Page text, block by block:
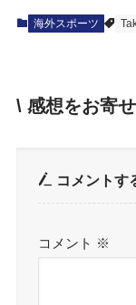
海外スポーツ
\ 感想をお寄
コメントす
コメント ※